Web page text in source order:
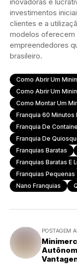
inovadoras e
investimentos
clientes e a
modelos oferecem
empreendedores
brasileiro.
Como Abrir Um
Como Abrir Um
Como Montar Um
Franquia 60 Minutos
Franquia De
Franquia De
Franquias Baratas
Franquias Baratas E
Franquias Pequenas
Nano Franquias
POSTAGEM